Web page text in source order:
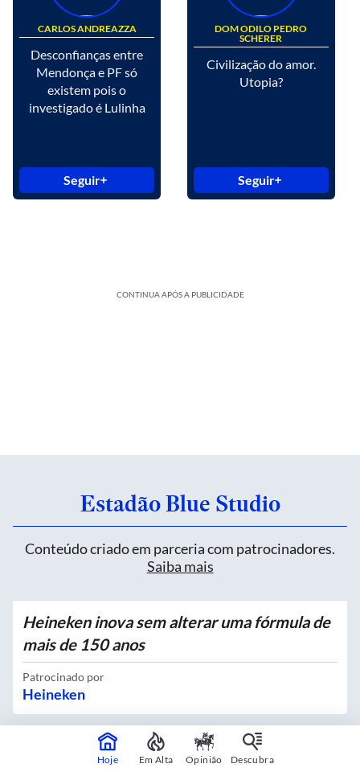
CARLOS ANDREAZZA
Desconfianças entre
Mendonça e PF só
existem pois o
investigado é Lulinha
Seguir
DOM ODILO PEDRO
SCHERER
Civilização do amor.
Utopia?
Seguir
CONTINUA APÓS A PUBLICIDADE
Estadão Blue Studio
Conteúdo criado em parceria com patrocinadores.
Saiba mais
Heineken inova sem alterar uma fórmula de
mais de 150 anos
Patrocinado por
Heineken
Quatro novos Bosques Urbanos recebem
Hoje Em Alta Opinião Descubra